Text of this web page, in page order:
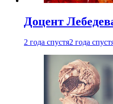
Доцент
2 года спустя2 года